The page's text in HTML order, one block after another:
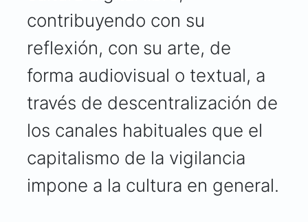
contribuyendo con su
reflexión, con su arte, de
forma audiovisual o textual, a
través de descentralización de
los canales habituales que el
capitalismo de la vigilancia
impone a la cultura en general.